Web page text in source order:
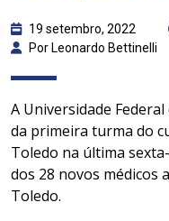
19 setembro, 2022
Por Leonardo Bettinelli
A Universidade
da primeira turma do
Toledo na última
dos 28 novos médicos
Toledo.